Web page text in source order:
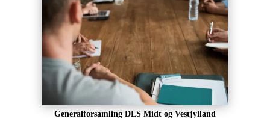
Generalforsamling DLS Midt og Vestjylland